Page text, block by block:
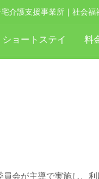
介護支援事業所｜社会福
ショートステイ 料
会が主導で実施し、